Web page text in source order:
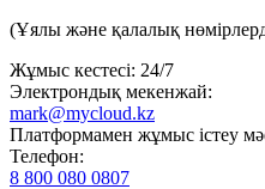
(Ұялы және қалалық
Жұмыс кестесі: 24/7
Электрондық мекенжай:
mark@mycloud.kz
Платформамен жұмыс істеу
Телефон:
8 800 080 0807